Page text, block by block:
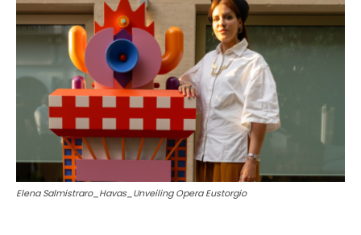
Elena Salmistraro_Havas_Unveiling Opera Eustorgio